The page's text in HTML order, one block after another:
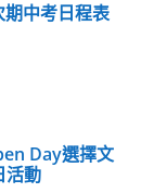
期中考日程表
Day選擇文
活動